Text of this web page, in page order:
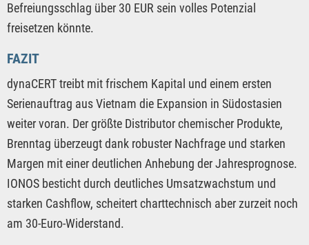
Befreiungsschlag über 30 EUR sein volles Potenzial
freisetzen könnte.
FAZIT
dynaCERT treibt mit frischem Kapital und einem ersten
Serienauftrag aus Vietnam die Expansion in Südostasien
weiter voran. Der größte Distributor chemischer Produkte,
Brenntag überzeugt dank robuster Nachfrage und starken
Margen mit einer deutlichen Anhebung der Jahresprognose.
IONOS besticht durch deutliches Umsatzwachstum und
starken Cashflow, scheitert charttechnisch aber zurzeit noch
am 30-Euro-Widerstand.